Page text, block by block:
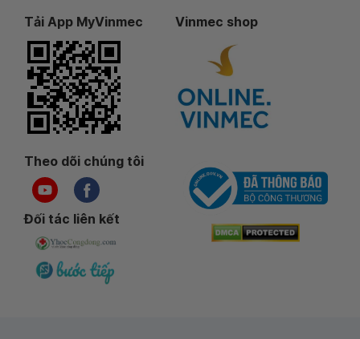
Tải App MyVinmec Vinmec shop
Theo dõi chúng tôi
Đối tác liên kết